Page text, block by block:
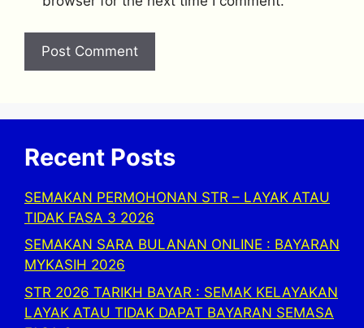
Recent Posts
SEMAKAN PERMOHONAN STR – LAYAK ATAU
TIDAK FASA 3 2026
SEMAKAN SARA BULANAN ONLINE : BAYARAN
MYKASIH 2026
STR 2026 TARIKH BAYAR : SEMAK KELAYAKAN
LAYAK ATAU TIDAK DAPAT BAYARAN SEMASA